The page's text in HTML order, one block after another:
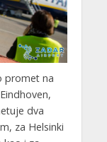
promet na
dva
za Helsinki